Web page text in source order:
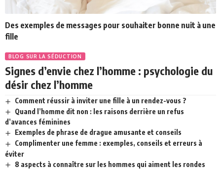
Des exemples de messages pour souhaiter bonne nuit à une
fille
BLOG SUR LA SÉDUCTION
Signes d’envie chez l’homme : psychologie du
désir chez l’homme
Comment réussir à inviter une fille à un rendez-vous ?
Quand l’homme dit non : les raisons derrière un refus
d’avances féminines
Exemples de phrase de drague amusante et conseils
Complimenter une femme : exemples, conseils et erreurs à
éviter
8 aspects à connaître sur les hommes qui aiment les rondes